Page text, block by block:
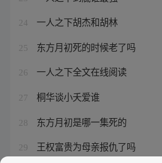
24 一人之下胡杰和胡林
25 东方月初死的时候老了吗
26 一人之下全文在线阅读
27 桐华谈小夭爱谁
28 东方月初是哪一集死的
29 王权富贵为母亲报仇了吗